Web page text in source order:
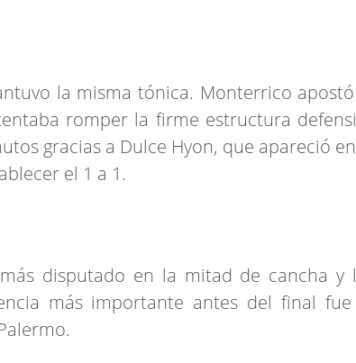
la misma tónica. Monterrico
romper la firme estructura
gracias a Dulce Hyon, que apareció
el 1 a 1.
disputado en la mitad de cancha y
más importante antes del final